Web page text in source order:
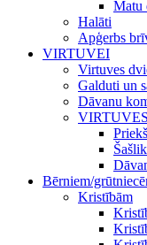
Matu
Halāti
Apģerbs
VIRTUVEI
Virtuves
Galduti un
Dāvanu
Bērniem/
Kristībām